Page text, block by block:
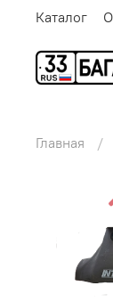
Каталог
Главная